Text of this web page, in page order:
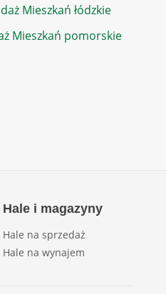
Mieszkań łódzkie
Mieszkań pomorskie
Hale i magazyny
Hale na sprzedaż
Hale na wynajem